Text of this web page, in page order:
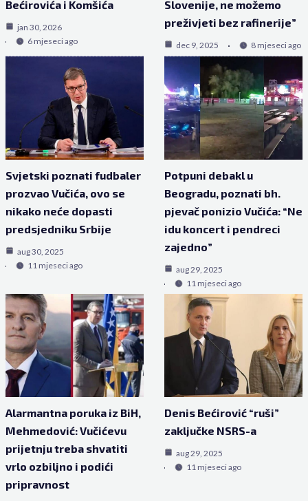
Bećirovića i Komšića
jan 30, 2026
6 mjeseci ago
Slovenije, ne možemo
preživjeti bez rafinerije”
dec 9, 2025 8 mjeseci ago
Svjetski poznati fudbaler
prozvao Vučića, ovo se
nikako neće dopasti
predsjedniku Srbije
aug 30, 2025
11 mjeseci ago
Potpuni debakl u
Beogradu, poznati bh.
pjevač ponizio Vučića: “Ne
idu koncert i pendreci
zajedno”
aug 29, 2025
11 mjeseci ago
Alarmantna poruka iz BiH,
Mehmedović: Vučićevu
prijetnju treba shvatiti
vrlo ozbiljno i podići
pripravnost
Denis Bećirović “ruši”
zaključke NSRS-a
aug 29, 2025
11 mjeseci ago